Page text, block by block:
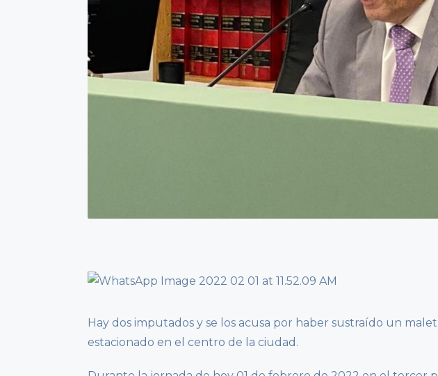
Hay dos imputados y se los acusa por haber sustraído un
estacionado en el centro de la ciudad.